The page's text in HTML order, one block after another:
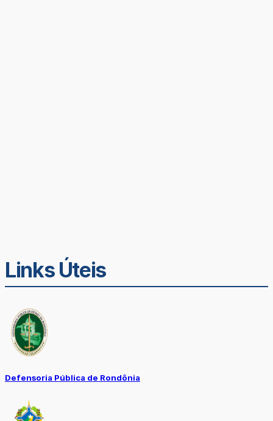
Links Úteis
Defensoria Pública de Rondônia